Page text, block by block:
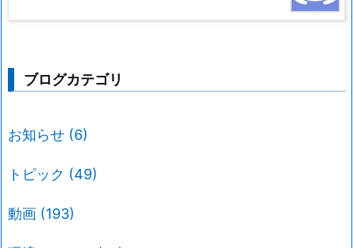
ブログカテゴリ
お知らせ (6)
トピック (49)
動画 (193)